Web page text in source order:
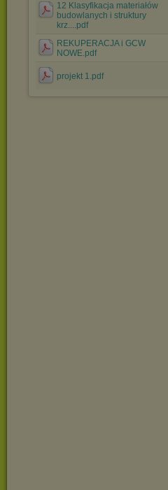
12 Klasyfikacja materiałów
budowlanych i struktury
krz....pdf
REKUPERACJA i GCW
NOWE.pdf
projekt 1.pdf